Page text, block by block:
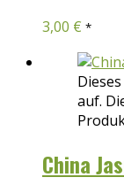
3,00 € *
auf.
China